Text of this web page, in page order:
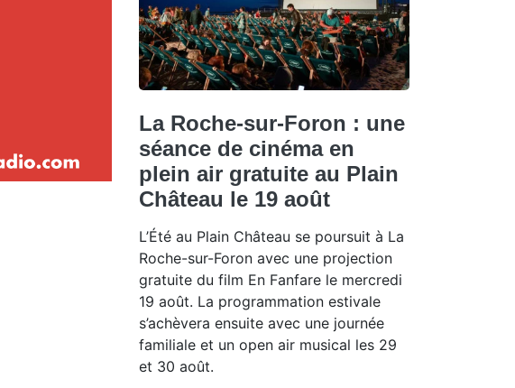
La Roche-sur-Foron : une
séance de cinéma en
plein air gratuite au Plain
Château le 19 août
L’Été au Plain Château se poursuit à La
Roche-sur-Foron avec une projection
gratuite du film En Fanfare le mercredi
19 août. La programmation estivale
s’achèvera ensuite avec une journée
familiale et un open air musical les 29
et 30 août.